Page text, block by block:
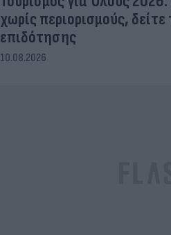
χωρίς περιορισμούς,
επιδότησης
10.08.2026